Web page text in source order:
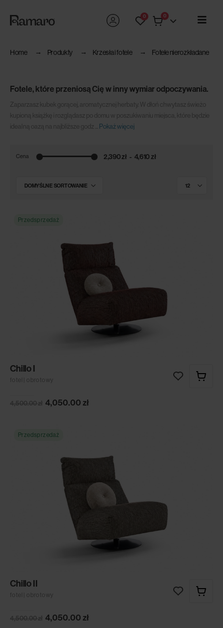
0 0
Home Produkty Krzesła i fotele Fotele nierozkładane
Fotele, które przeniosą Cię w inny wymiar odpoczywania.
Zaparzasz kubek gorącej, aromatycznej herbaty. W dłoń chwytasz świeżo
kupioną książkę i rozglądasz po domu w poszukiwaniu miejsca, które będzie
idealną oazą na najbliższe godz
Pokaż więcej
Cena 2,390 zł 4,610 zł
Przedsprzedaż
Chillo I
fotel | obrotowy
4,050.00 zł
Przedsprzedaż
Chillo II
fotel | obrotowy
4,050.00 zł